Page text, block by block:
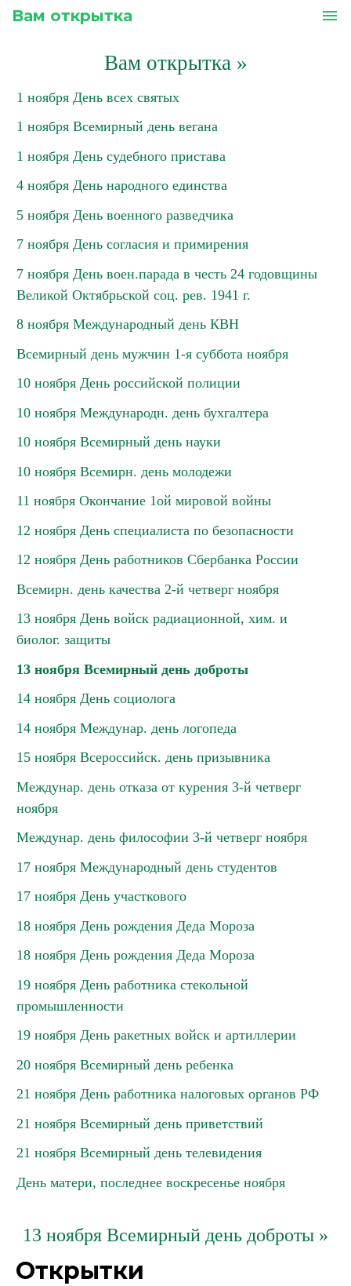
Вам открытка menu
Вам открытка»
1 ноября День всех святых
1 ноября Всемирный день вегана
1 ноября День судебного пристава
4 ноября День народного единства
5 ноября День военного разведчика
7 ноября День согласия и примирения
7 ноября День воен.парада в честь 24 годовщины
Великой Октябрьской соц. рев. 1941 г.
8 ноября Международный день КВН
Всемирный день мужчин 1-я суббота ноября
10 ноября День российской полиции
10 ноября Международн. день бухгалтера
10 ноября Всемирный день науки
10 ноября Всемирн. день молодежи
11 ноября Окончание 1ой мировой войны
12 ноября День специалиста по безопасности
12 ноября День работников Сбербанка России
Всемирн. день качества 2-й четверг ноября
13 ноября День войск радиационной, хим. и
биолог. защиты
13 ноября Всемирный день доброты
14 ноября День социолога
14 ноября Междунар. день логопеда
15 ноября Всероссийск. день призывника
Междунар. день отказа от курения 3-й четверг
ноября
Междунар. день философии 3-й четверг ноября
17 ноября Международный день студентов
17 ноября День участкового
18 ноября День рождения Деда Мороза
18 ноября День рождения Деда Мороза
19 ноября День работника стекольной
промышленности
19 ноября День ракетных войск и артиллерии
20 ноября Всемирный день ребенка
21 ноября День работника налоговых органов РФ
21 ноября Всемирный день приветствий
21 ноября Всемирный день телевидения
День матери, последнее воскресенье ноября
13 ноября Всемирный день доброты »
Открытки